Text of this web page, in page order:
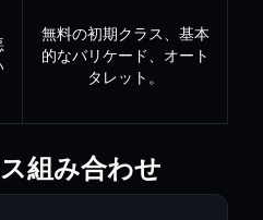
無料の初期クラス、基本
的なバリケード、オート
タレット。
組み合わせ